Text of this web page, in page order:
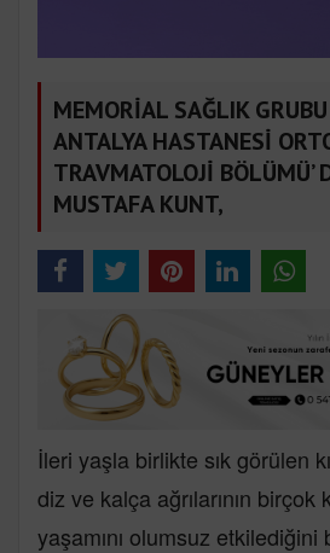
MEMORİAL SAĞLIK
ANTALYA HASTANESİ
TRAVMATOLOJİ BÖLÜMÜ’
MUSTAFA KUNT,
İleri yaşla birlikte sık görülen
diz ve kalça ağrılarının birçok
yaşamını olumsuz